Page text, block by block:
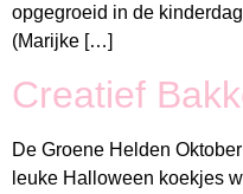
opgegroeid in de
(Marijke […]
Creatief
De Groene Helden
leuke Halloween koekjes